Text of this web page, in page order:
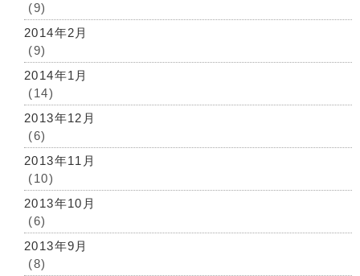
(9)
2014年2月
(9)
2014年1月
(14)
2013年12月
(6)
2013年11月
(10)
2013年10月
(6)
2013年9月
(8)